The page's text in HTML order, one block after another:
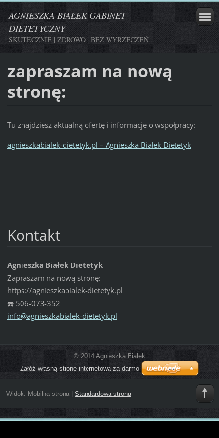
AGNIESZKA BIAŁEK GABINET
DIETETYCZNY
SKUTECZNIE | ZDROWO | BEZ WYRZECZEŃ
zapraszam na nową
stronę:
Tu znajdziesz aktualną ofertę i informacje o wspołpracy:
agnieszkabialek-dietetyk.pl – Agnieszka Białek Dietetyk
Kontakt
Agnieszka Białek Dietetyk
Zapraszam na nową stronę:
https://agnieszkabialek-dietetyk.pl
☎️ 506-073-352
info@agnieszkabialek-dietetyk.pl
© 2014 Agnieszka Białek
Załóż własną stronę internetową za darmo
Widok: Mobilna strona| Standardowa strona